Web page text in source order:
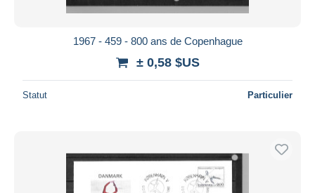
1967 - 459 - 800 ans de Copenhague
± 0,58 $US
Statut Particulier